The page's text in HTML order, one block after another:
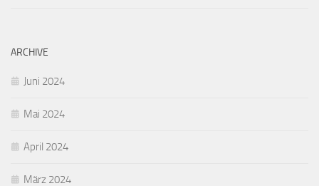
ARCHIVE
Juni 2024
Mai 2024
April 2024
März 2024